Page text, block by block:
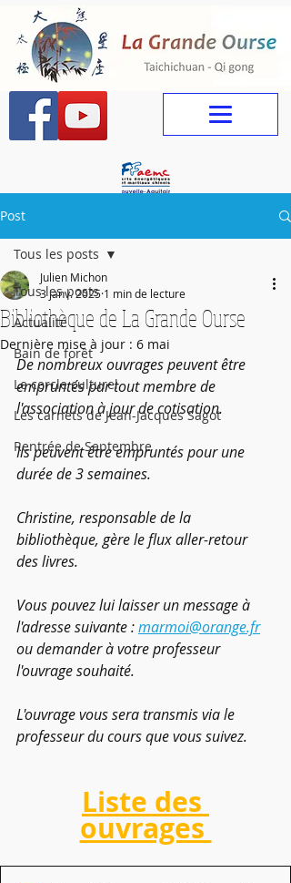
Post
Tous les posts
Actualité
Bain de forêt
Le cercle culturel
Les carnets de Jean-Jacques Sagot
Rentrée de Septembre
Tous les posts
Bibliothèque de La Grande Ourse
Julien Michon
3 janv. 2025 1 min de lecture
Dernière mise à jour : 6 mai
De nombreux ouvrages peuvent être
empruntés par tout membre de
l'association à jour de cotisation.
Ils peuvent être empruntés pour une
durée de 3 semaines.
Christine, responsable de la
bibliothèque, gère le flux aller-retour
des livres.
Vous pouvez lui laisser un message à
l'adresse suivante : marmoi@orange.fr
​ou demander à votre professeur
l'ouvrage souhaité.
L'ouvrage vous sera transmis via le
professeur du cours que vous suivez.
Liste des
ouvrages